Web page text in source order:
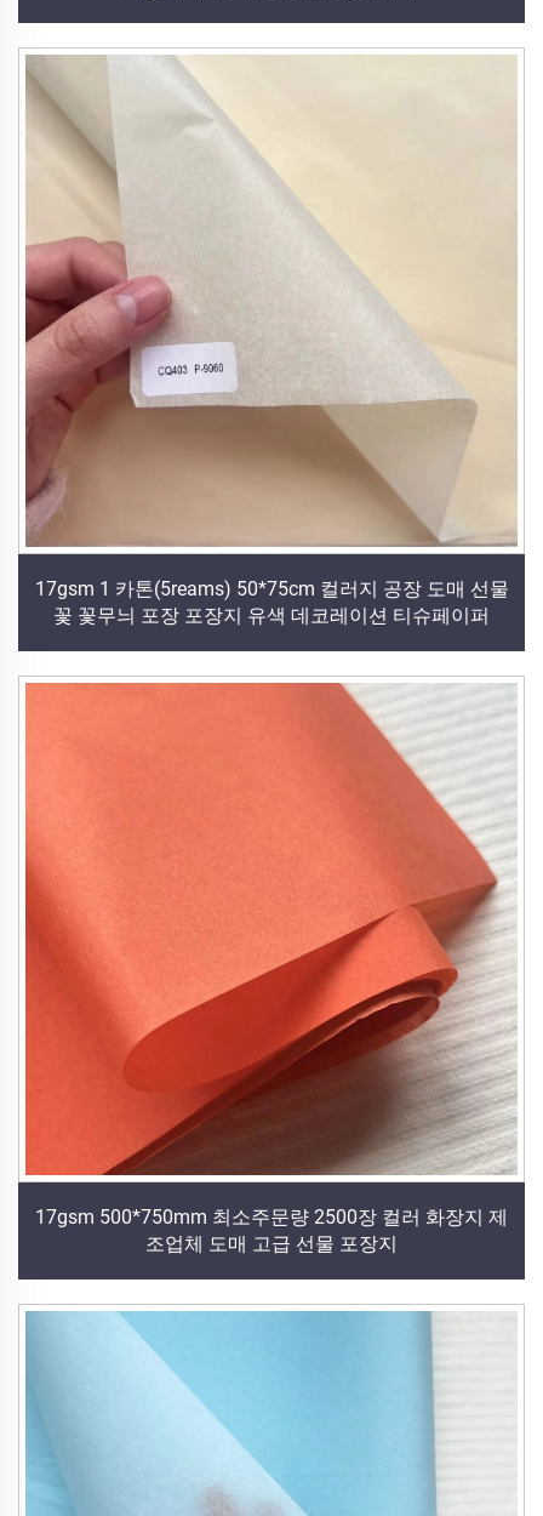
17gsm 1 카톤(5reams) 50*75cm 컬러지 공장 도매 선물
꽃 꽃무늬 포장 포장지 유색 데코레이션 티슈페이퍼
17gsm 500*750mm 최소주문량 2500장 컬러 화장지 제
조업체 도매 고급 선물 포장지